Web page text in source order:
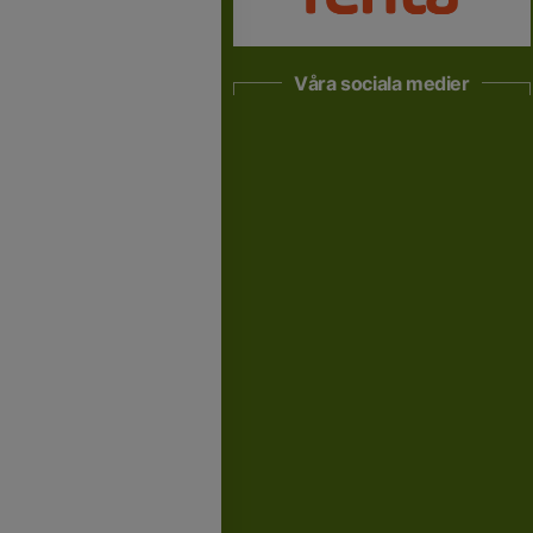
Våra sociala medier